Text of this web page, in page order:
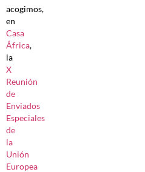
acogimos,
en
Casa
África,
la
X
Reunión
de
Enviados
Especiales
de
la
Unión
Europea